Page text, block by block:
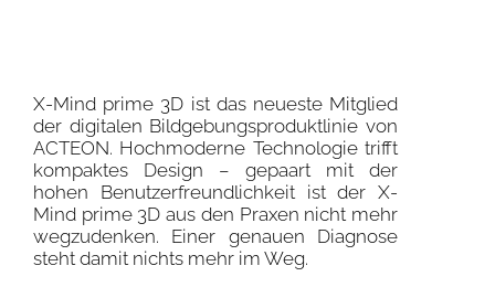
X-Mind prime 3D ist das neueste Mitglied
der digitalen Bildgebungsproduktlinie von
ACTEON. Hochmoderne Technologie trifft
kompaktes Design – gepaart mit der
hohen Benutzerfreundlichkeit ist der X-
Mind prime 3D aus den Praxen nicht mehr
wegzudenken. Einer genauen Diagnose
steht damit nichts mehr im Weg.